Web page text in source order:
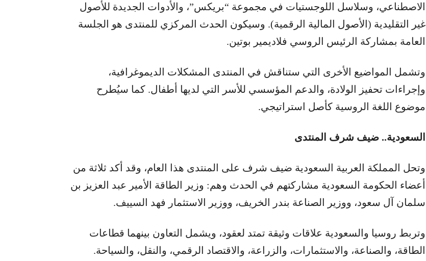
الاصطناعي، وسلاسل اللوجستيات في مجموعة “بريكس”، والأدوات الجديدة للأصول
غير التقليدية (الأصول المالية الرقمية). وسيكون الحدث المركزي للمنتدى هو الجلسة
العامة بمشاركة الرئيس الروسي فلاديمير بوتين.
وتشمل المواضيع الأخرى التي ستناقش في المنتدى المشكلات الديموغرافية،
وإجراءات تحفيز الولادة، والدعم المؤسسي للأسر التي لديها أطفال. كما سيُطرح
موضوع اللغة الروسية كأصل استراتيجي.
السعودية.. ضيف شرف المنتدى
وتحل المملكة العربية السعودية ضيف شرف على المنتدى هذا العام، وقد أكد ثلاثة من
أعضاء الحكومة السعودية مشاركتهم في الحدث وهم: وزير الطاقة الأمير عبد العزيز بن
سلمان آل سعود، ووزير الصناعة بندر الخريف، ووزير الاستثمار فهد السييف.
وتربط روسيا والسعودية علاقات وثيقة تمتد لعقود، ويشمل التعاون بينهما قطاعات
الطاقة، والصناعة، والاستثمارات، والزراعة، والاقتصاد الرقمي، والنقل، والسياحة.